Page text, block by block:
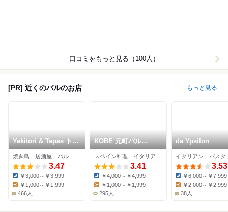
口コミをもっと見る（100人）
[PR] 近くのバルのお店 もっと見る
Yakitori & Tapas トリ
ウオ 本店
焼き鳥、居酒屋、バル
3.47
Dinner:
￥3,000～￥3,999
￥1,000～￥1,999
466人
KOBE 元町バル
Charlie
3.41
Dinner:
￥4,000～￥4,999
￥1,000～￥1,999
295人
da Ypsilon
イタリアン、パスタ
3.53
Dinner:
￥6,000～￥7,999
Lunch:
￥2,000～￥2,999
38人